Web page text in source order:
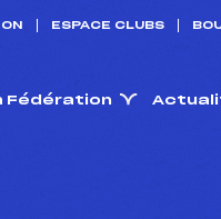
ESPACE CLUBS
Fédération